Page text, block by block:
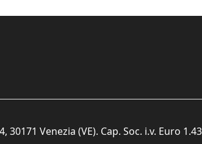
Venezia (VE). Cap. Soc. i.v. Euro